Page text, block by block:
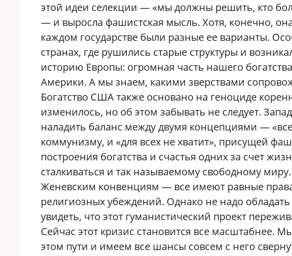
этой идеи селекции — «мы должны решить, кто
— и выросла фашистская мысль. Хотя, конечно,
каждом государстве были разные ее варианты.
странах, где рушились старые структуры и
историю Европы: огромная часть нашего
Америки. А мы знаем, какими зверствами
Богатство США также основано на геноциде
изменилось, но об этом забывать не следует.
наладить баланс между двумя концепциями —
коммунизму, и «для всех не хватит», присущей
построения богатства и счастья одних за счет
сталкиваться и так называемому свободному
Женевским конвенциям — все имеют равные
религиозных убеждений. Однако не надо
увидеть, что этот гуманистический проект
Сейчас этот кризис становится все масштабнее.
этом пути и имеем все шансы совсем с него